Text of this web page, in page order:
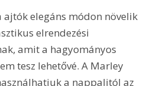
elegáns módon növelik
elrendezési
amit a hagyományos
tesz lehetővé. A Marley
a nappalitól az